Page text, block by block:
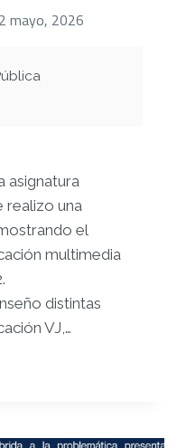
mayo, 2026
asignatura
realizo una
el
multimedia
distintas
VJ,…